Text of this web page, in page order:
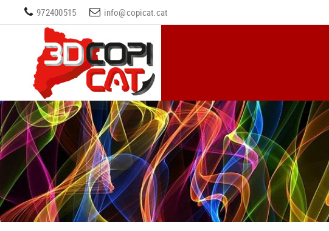
972400515 info@copicat.cat